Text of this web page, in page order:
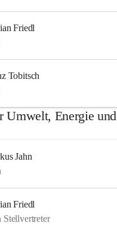
Friedl
Tobitsch
Umwelt, Energie und
Jahn
Friedl
Stellvertreter